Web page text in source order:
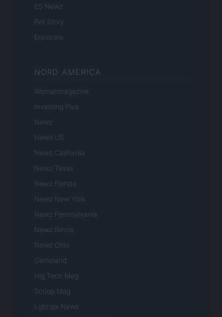
ES Newz
Pet Story
Encocina
NORD AMERICA
Womanmagazine
Investing Plus
Newz
Newz US
Newz California
Newz Texas
Newz Florida
Newz New York
Newz Pennsylvania
Newz Illinois
Newz Ohio
Gameland
Hig Tech Mag
Scoop Mag
Lgbtqia News